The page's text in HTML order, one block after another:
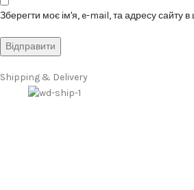
Зберегти моє ім'я, e-mail, та адресу сайту
Shipping & Delivery